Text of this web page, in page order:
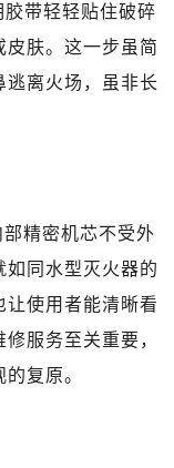
带轻轻贴住破碎
皮肤。这一步虽简
逃离火场，虽非长
精密机芯不受外
如同水型灭火器的
使用者能清晰看
服务至关重要，
复原。